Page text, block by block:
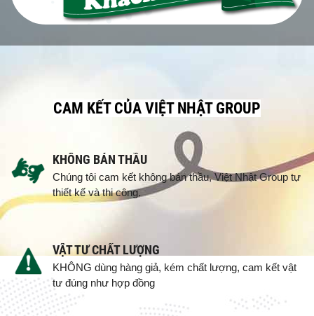
CAM KẾT CỦA VIỆT NHẬT GROUP
KHÔNG BÁN THẦU
Chúng tôi cam kết không bán thầu, Việt Nhật Group tự
thiết kế và thi công.
VẬT TƯ CHẤT LƯỢNG
KHÔNG dùng hàng giả, kém chất lượng, cam kết vật
tư đúng như hợp đồng